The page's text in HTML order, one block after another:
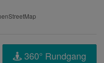
360° Rundgang